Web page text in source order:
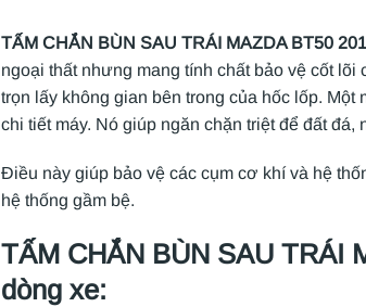
TẤM CHẮN BÙN SAU TRÁI MAZDA BT50
ngoại thất nhưng mang tính chất bảo vệ cốt
trọn lấy không gian bên trong của hốc lốp.
chi tiết máy. Nó giúp ngăn chặn triệt để đất
Điều này giúp bảo vệ các cụm cơ khí và hệ
hệ thống gầm bệ.
TẤM CHẮN BÙN SAU TRÁI
dòng xe: